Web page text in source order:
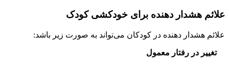
علائم هشدار دهنده برای خودکشی کودک
علائم هشدار دهنده در کودکان می‌تواند به صورت زیر باشد:
تغییر در رفتار معمول